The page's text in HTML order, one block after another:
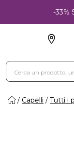
-33%
Capelli Tutti i